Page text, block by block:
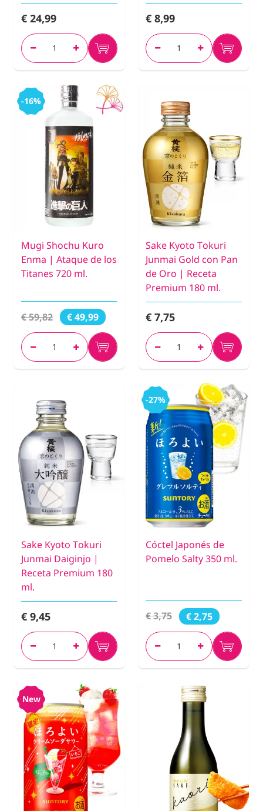
€ 24,99 € 8,99
-16%
Mugi Shochu Kuro
Enma | Ataque de los
Titanes 720 ml.
€ 59,82 € 49,99
Sake Kyoto Tokuri
Junmai Gold con Pan
de Oro | Receta
Premium 180 ml.
€ 7,75
Sake Kyoto Tokuri
Junmai Daiginjo |
Receta Premium 180
ml.
€ 9,45
-27%
Cóctel Japonés de
Pomelo Salty 350 ml.
€ 3,75 € 2,75
New